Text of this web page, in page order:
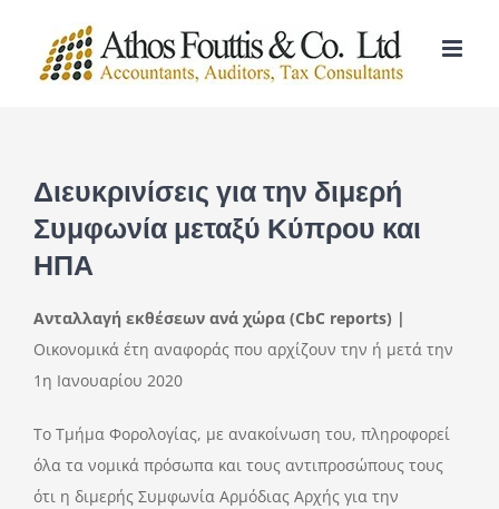
content
Διευκρινίσεις για την διμερή
Συμφωνία μεταξύ Κύπρου και
ΗΠΑ
Ανταλλαγή εκθέσεων ανά χώρα (CbC reports) |
Οικονομικά έτη αναφοράς που αρχίζουν την ή μετά την
1η Ιανουαρίου 2020
Το Τμήμα Φορολογίας, με ανακοίνωση του, πληροφορεί
όλα τα νομικά πρόσωπα και τους αντιπροσώπους τους
ότι η διμερής Συμφωνία Αρμόδιας Αρχής για την